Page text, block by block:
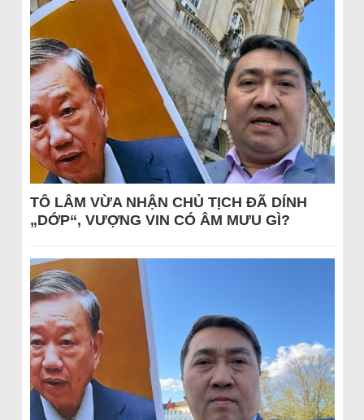
TÔ LÂM VỪA NHẬN CHỦ TỊCH ĐÃ DÍNH
„DỚP“, VƯỢNG VIN CÓ ÂM MƯU GÌ?